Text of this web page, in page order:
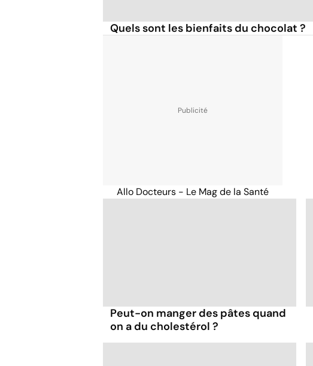
Quels sont les bienfaits du chocolat ?
Allo Docteurs - Le Mag de la Santé
Peut-on manger des pâtes quand
on a du cholestérol ?